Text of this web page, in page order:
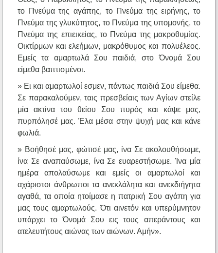
το Πνεύμα της αγάπης, το Πνεύμα της ειρήνης, το
Πνεύμα της γλυκύτητος, το Πνεύμα της υπομονής, το
Πνεύμα της επιεικείας, το Πνεύμα της μακροθυμίας.
Οικτίρμων και ελεήμων, μακρόθυμος και πολυέλεος.
Εμείς τα αμαρτωλά Σου παιδιά, στο Όνομά Σου
είμεθα βαπτισμένοι.
» Ει και αμαρτωλοί εσμεν, πάντως παιδιά Σου είμεθα.
Σε παρακαλούμεν, ταις πρεσβείαις των Αγίων στείλε
μία ακτίνα του θείου Σου πυρός και κάψε μας,
πυρπόλησέ μας. Έλα μέσα στην ψυχή μας και κάνε
φωλιά.
» Βοήθησέ μας, φώτισέ μας, ίνα Σε ακολουθήσωμε,
ίνα Σε αναπαύσωμε, ίνα Σε ευαρεστήσωμε. Ίνα μία
ημέρα απολαύσωμε και εμείς οι αμαρτωλοί και
αχάριστοι άνθρωποι τα ανεκλάλητα και ανεκδιήγητα
αγαθά, τα οποία ητοίμασε η πατρική Σου αγάπη για
μας τους αμαρτωλούς. Ότι αινετόν και υπερύμνητον
υπάρχει το Όνομά Σου εις τους απεράντους και
ατελευτήτους αιώνας των αιώνων. Αμήν».